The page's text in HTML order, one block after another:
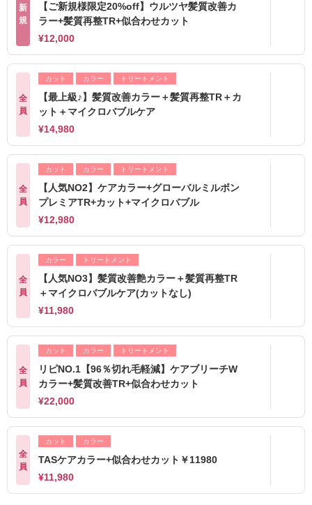
新
規
【ご新規様限定20%off】ウルツヤ髪質改善カ
ラー+髪質再整TR+似合わせカット
¥12,000
全
員
カット カラー トリートメント
【最上級♪】髪質改善カラー＋髪質再整TR＋カ
ット＋マイクロバブルケア
¥14,980
全
員
カット カラー トリートメント
【人気NO2】ケアカラー+グローバルミルボン
プレミアTR+カット+マイクロバブル
¥12,980
全
員
カラー トリートメント
【人気NO3】髪質改善艶カラー＋髪質再整TR
＋マイクロバブルケア(カットなし)
¥11,980
全
員
カット カラー トリートメント
リピNO.1【96％切れ毛軽減】ケアブリーチW
カラー+髪質改善TR+似合わせカット
¥22,000
全
員
カット カラー
TASケアカラー+似合わせカット￥11980
¥11,980